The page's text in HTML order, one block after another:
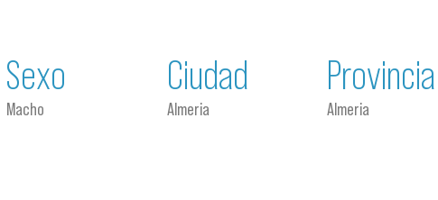
Sexo
Macho
Ciudad
Almeria
Provincia
Almeria